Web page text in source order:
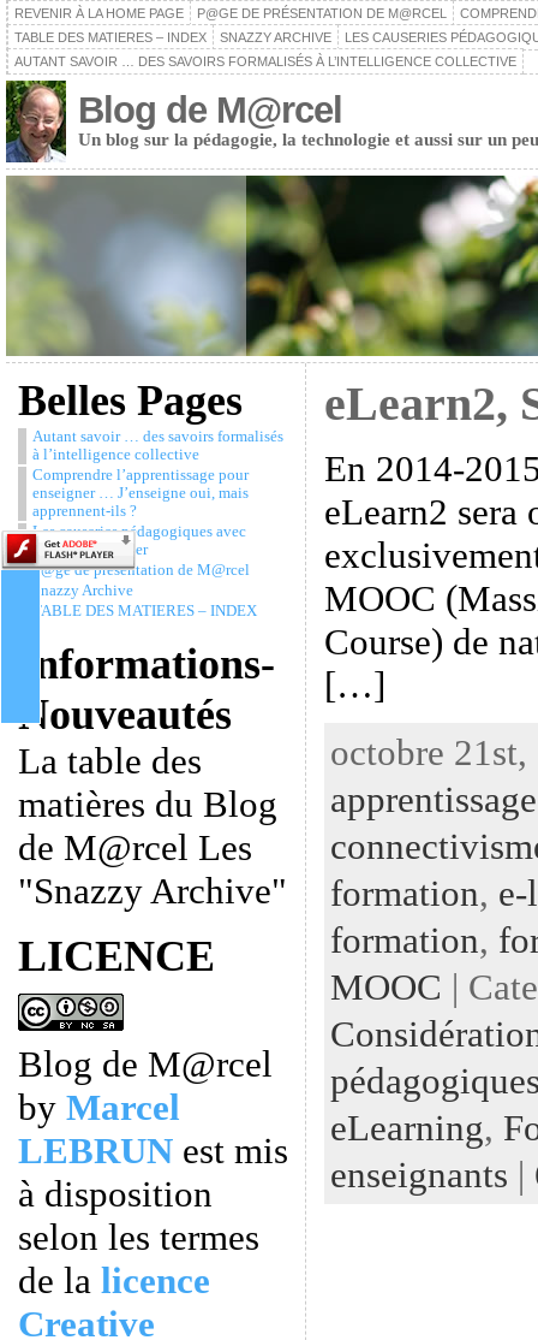
REVENIR À LA HOME PAGE P@GE DE PRÉSENTATION DE M@RCEL
TABLE DES MATIERES – INDEX
SNAZZY ARCHIVE
LES CAUSERIES
AUTANT SAVOIR … DES SAVOIRS FORMALISÉS À L’INTELLIGENCE COLLECTIVE
Blog de M@rcel
Un blog sur la pédagogie, la technologie et aussi sur un
Belles Pages
Autant savoir … des savoirs formalisés
à l’intelligence collective
Comprendre l’apprentissage pour
enseigner … J’enseigne oui, mais
apprennent-ils ?
Les causeries pédagogiques avec
Christophe Batier
P@ge de présentation de M@rcel
Snazzy Archive
TABLE DES MATIERES – INDEX
Informations-
Nouveautés
La table des
matières du Blog
de M@rcel Les
"Snazzy Archive"
LICENCE
Blog de M@rcel
by Marcel
LEBRUNest mis
à disposition
selon les termes
de la licence
Creative
eLearn2,
En 2014-
eLearn2 sera
MOOC
Course) de
[…]
octobre 21st,
apprentissage
formation,
formation,
MOOC |
eLearning,
enseignants |